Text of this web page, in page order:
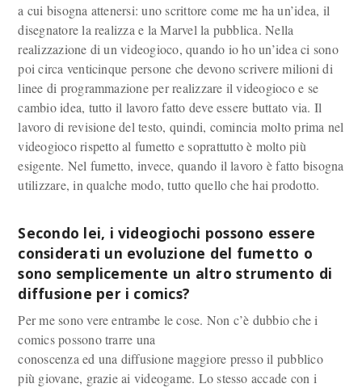
a cui bisogna attenersi: uno scrittore come me ha un’idea, il
disegnatore la realizza e la Marvel la pubblica. Nella
realizzazione di un videogioco, quando io ho un’idea ci sono
poi circa venticinque persone che devono scrivere milioni di
linee di programmazione per realizzare il videogioco e se
cambio idea, tutto il lavoro fatto deve essere buttato via. Il
lavoro di revisione del testo, quindi, comincia molto prima nel
videogioco rispetto al fumetto e soprattutto è molto più
esigente. Nel fumetto, invece, quando il lavoro è fatto bisogna
utilizzare, in qualche modo, tutto quello che hai prodotto.
Secondo lei, i videogiochi possono essere
considerati un evoluzione del fumetto o
sono semplicemente un altro strumento di
diffusione per i comics?
Per me sono vere entrambe le cose. Non c’è dubbio che i
comics possono trarre una
conoscenza ed una diffusione maggiore presso il pubblico
più giovane, grazie ai videogame. Lo stesso accade con i